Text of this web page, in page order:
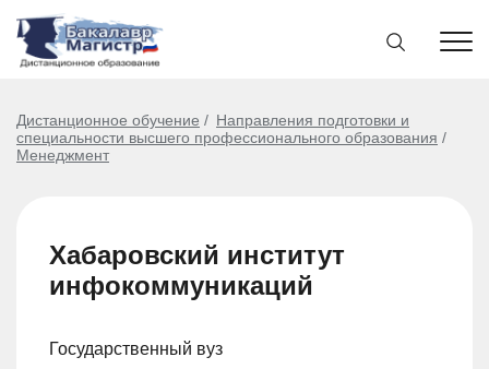
Дистанционное обучение
Направления подготовки и
специальности высшего профессионального образования
Менеджмент
Хабаровский институт
инфокоммуникаций
Государственный вуз